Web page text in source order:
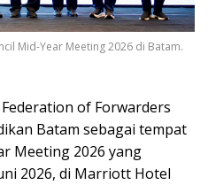
Mid-Year Meeting 2026 di Batam.
Federation of Forwarders
Batam sebagai tempat
Meeting 2026 yang
2026, di Marriott Hotel